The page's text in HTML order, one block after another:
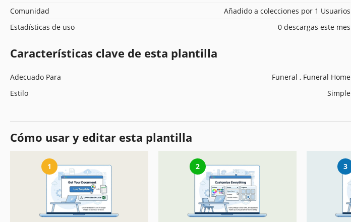
Comunidad
Añadido a colecciones por 1 Usuarios
Estadísticas de uso
0 descargas este mes
Características clave de esta plantilla
Adecuado Para
Funeral , Funeral Home
Estilo
Simple
Cómo usar y editar esta plantilla
1 2 3